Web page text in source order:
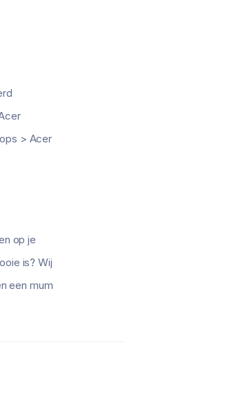
> Acer
op je
is? Wij
een mum